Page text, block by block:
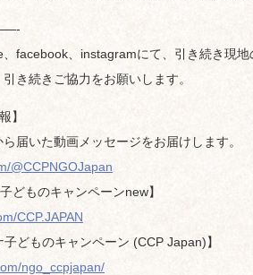
facebook、instagramにて、引き続き現地
き続きご協力をお願いします。
】
届いた動画メッセージをお届けします。
@CCPNGOJapan
どものキャンペーンnew】
CCP.JAPAN
どものキャンペーン (CCP Japan)】
ngo_ccpjapan/